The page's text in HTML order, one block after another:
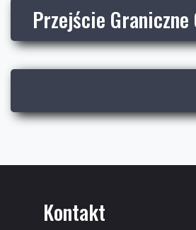
Przejście
Kontakt